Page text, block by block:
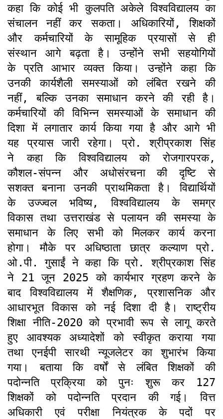
कहा कि कोई भी कुलपति अकेले विश्वविद्यालय का
संचालन नहीं कर सकता। अधिकारियों, शिक्षकों
और कर्मचारियों के सामूहिक प्रयासों से ही
संस्थान आगे बढ़ता है। उन्होंने सभी सहयोगियों
के प्रति आभार व्यक्त किया। उन्होंने कहा कि
उनकी कार्यशैली समस्याओं को लंबित रखने की
नहीं, बल्कि उनका समाधान करने की रही है।
कर्मचारियों की विभिन्न समस्याओं के समाधान की
दिशा में लगातार कार्य किया गया है और आगे भी
यह प्रयास जारी रहेगा। प्रो. श्रीप्रकाश सिंह
ने कहा कि विश्वविद्यालय को रोजगारपरक,
कौशल-संपन्न और अधोसंरचना की दृष्टि से
सशक्त बनाना उनकी प्राथमिकता है। विद्यार्थियों
के उज्ज्वल भविष्य, विश्वविद्यालय के समग्र
विकास तथा उत्तराखंड से पलायन की समस्या के
समाधान के लिए सभी को मिलकर कार्य करना
होगा। मौके पर अधिष्ठाता छात्र कल्याण प्रो.
ओ.पी. गुसाईं ने कहा कि प्रो. श्रीप्रकाश सिंह
ने 21 जून 2025 को कार्यभार ग्रहण करने के
बाद विश्वविद्यालय में शैक्षणिक, प्रशासनिक और
आधारभूत विकास को नई दिशा दी है। राष्ट्रीय
शिक्षा नीति-2020 को प्रभावी रूप से लागू करते
हुए आवश्यक अध्यादेशों को स्वीकृत कराया गया
तथा एनईपी सारथी न्यूजलेटर का शुभारंभ किया
गया। बताया कि वर्षों से लंबित शिक्षकों की
पदोन्नति प्रक्रिया को पुनः शुरू कर 127
शिक्षकों को पदोन्नति प्रदान की गई। वित्त
अधिकारी एवं परीक्षा नियंत्रक के पदों पर